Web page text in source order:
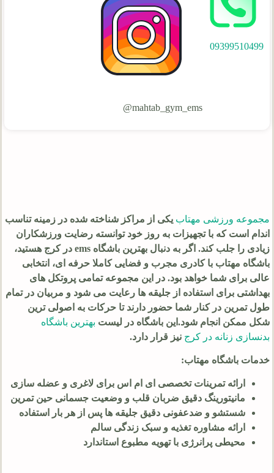
09399510499
mahtab_gym_ems@
مجموعه ورزشی مهتاب یکی از مراکز شناخته شده در زمینه تناسب
اندام است که با تجهیزات به روز خود توانسته رضایت ورزشکاران
زیادی را جلب کند. اگر به دنبال بهترین باشگاه ems در کرج هستید،
باشگاه مهتاب با کادری مجرب و فضایی کاملا حرفه ای، انتخابی
عالی برای شما خواهد بود. در این مجموعه تمامی پروتکل های
بهداشتی برای استفاده از جلیقه ها رعایت می شود و مربیان در تمام
طول تمرین در کنار شما حضور دارند تا حرکات به اصولی ترین
شکل ممکن انجام شود.این باشگاه در لیست بهترین باشگاه
بدنسازی زنانه در کرج نیز قرار دارد.
خدمات باشگاه مهتاب:
ارائه تمرینات تخصصی ای ام اس برای لاغری و عضله سازی
مانیتورینگ دقیق ضربان قلب و وضعیت جسمانی حین تمرین
شستشو و ضدعفونی دقیق جلیقه ها پس از هر بار استفاده
ارائه مشاوره تغذیه و سبک زندگی سالم
محیطی پرانرژی با تهویه مطبوع استاندارد